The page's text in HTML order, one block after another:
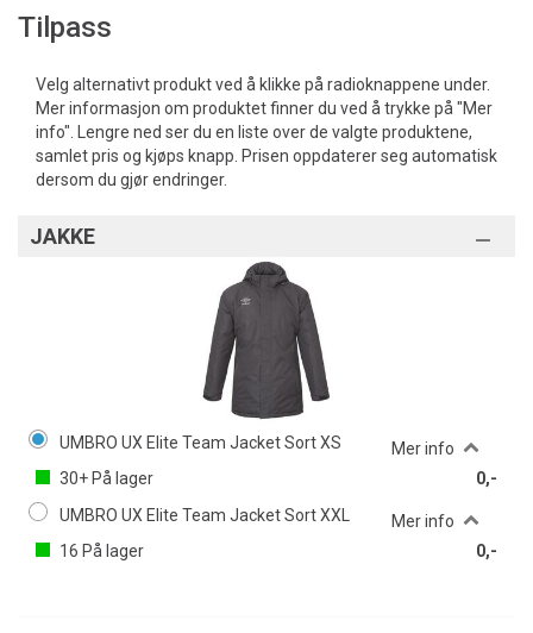
Tilpass
Velg alternativt produkt ved å klikke på radioknappene under.
Mer informasjon om produktet finner du ved å trykke på "Mer
info". Lengre ned ser du en liste over de valgte produktene,
samlet pris og kjøps knapp. Prisen oppdaterer seg automatisk
dersom du gjør endringer.
JAKKE
UMBRO UX Elite Team Jacket Sort XS
Mer info
30+ På lager
0,-
UMBRO UX Elite Team Jacket Sort XXL
Mer info
16 På lager 0,-